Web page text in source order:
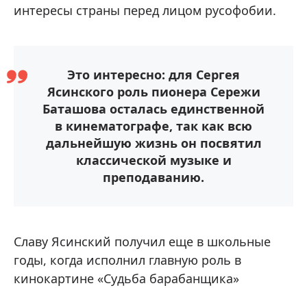
интересы страны перед лицом русофобии.
Это интересно: для Сергея
Ясинского роль пионера Сережи
Баташова осталась единственной
в кинематографе, так как всю
дальнейшую жизнь он посвятил
классической музыке и
преподаванию.
Славу Ясинский получил еще в школьные
годы, когда исполнил главную роль в
кинокартине «Судьба барабанщика»